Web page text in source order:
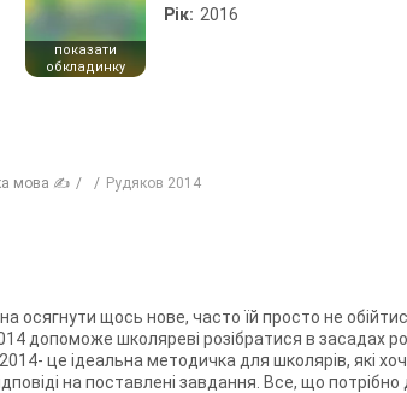
показати
обкладинку
Рік: 2016
мова ✍ Рудяков 2014
осягнути щось нове, часто їй просто не
допоможе школяреві розібратися в засадах
це ідеальна методичка для школярів, які
на поставлені завдання. Все, що